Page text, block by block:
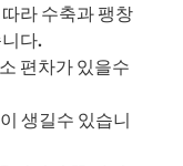
라 수축과 팽창
다.
편차가 있을수
생길수 있습니